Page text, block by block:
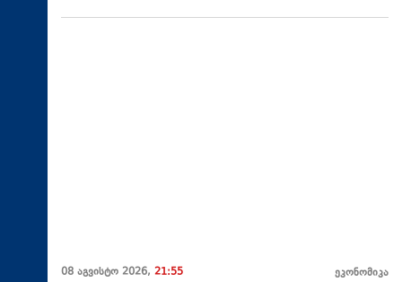
08 აგვისტო 2026, 21:55 ეკონომიკა